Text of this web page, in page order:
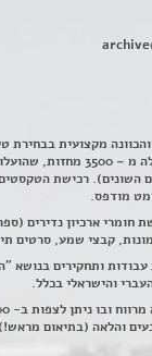
והכוונה מקצועית בבחירת
(מתוך למעלה מ – 3500
השונים). רכישת
מודפס.
חומרי ארכיון נדירים (
קבצי שמע, סרטים
עבודות ותחקירים בנושא
והישראלי בכלל.
והלאה (בתיאום מראש!)